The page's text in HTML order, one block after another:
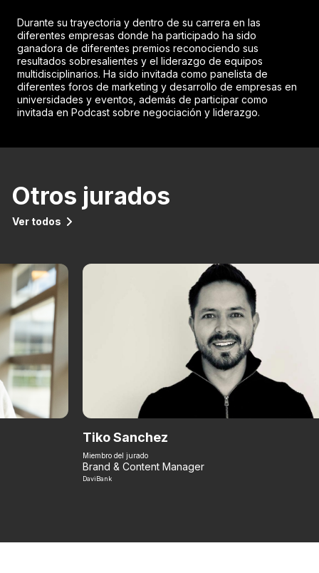
Durante su trayectoria y dentro de su carrera en las
diferentes empresas donde ha participado ha sido
ganadora de diferentes premios reconociendo sus
resultados sobresalientes y el liderazgo de equipos
multidisciplinarios. Ha sido invitada como panelista de
diferentes foros de marketing y desarrollo de empresas en
universidades y eventos, además de participar como
invitada en Podcast sobre negociación y liderazgo.
Otros jurados
Ver todos
Tiko Sanchez
Miembro del jurado
Brand & Content Manager
DaviBank